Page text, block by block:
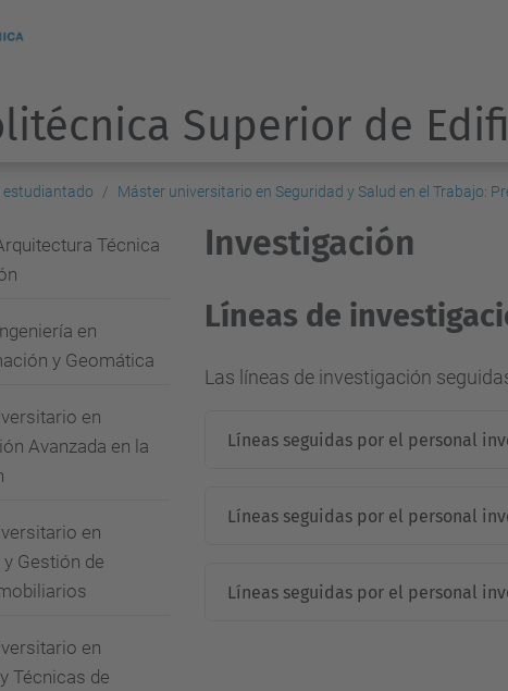
Superior de
estudiantado Máster universitario en Seguridad y Salud en el Trabajo:
Investigación
Líneas de
Las líneas de investigación
Líneas seguidas por el personal
Líneas seguidas por el personal
Líneas seguidas por el personal
Técnica
en
y Geomática
en
Avanzada en la
en
Gestión de
en
Técnicas de